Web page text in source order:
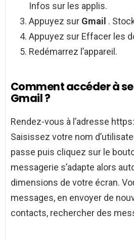
Infos sur les applis.
Appuyez sur Gmail .
Appuyez sur Effacer les
Redémarrez l’appareil.
Comment accéder à
Gmail ?
Rendez-vous à l’adresse
Saisissez votre nom
passe puis cliquez sur le
messagerie s’adapte alors
dimensions de votre écran.
messages, en envoyer de
contacts, rechercher des